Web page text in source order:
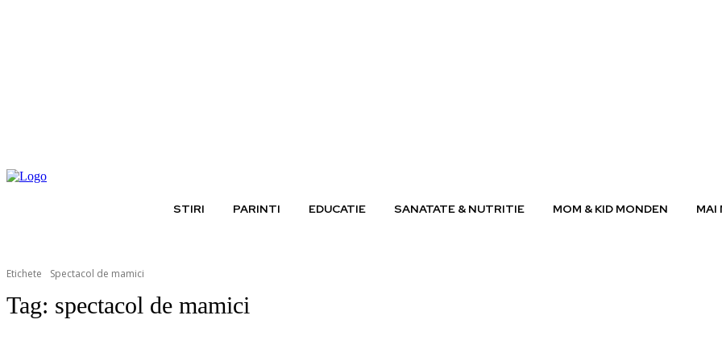
STIRI PARINTI EDUCATIE SANATATE & NUTRITIE MOM & KID MONDEN MAI
Etichete Spectacol de mamici
Tag: spectacol de mamici